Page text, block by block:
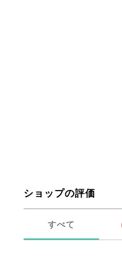
ショップの評価
すべて